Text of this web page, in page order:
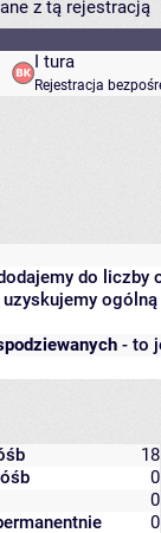
z tą rejestracją
I tura
Rejestracja
do liczby
- to
18
0
0
0